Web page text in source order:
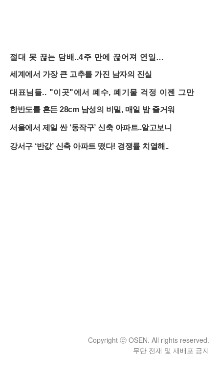
Copyright ⓒ OSEN. All rights reserved.
무단 전재 및 재배포 금지